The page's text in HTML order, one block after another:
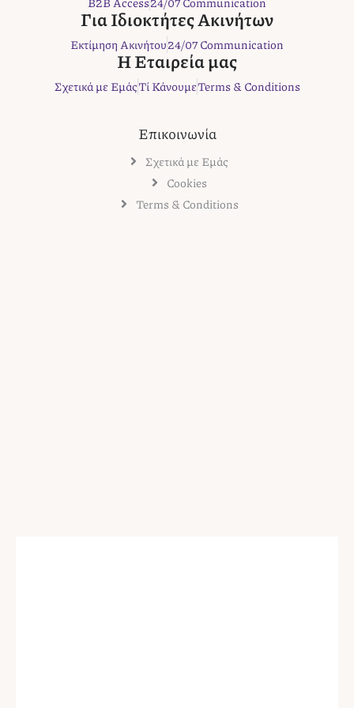
o
k
r r
a
m
e
s
t
Για Ιδιοκτήτες Ακινήτων
Εκτίμηση Ακινήτου24/07 Communication
Η Εταιρεία μας
Σχετικά με ΕμάςΤί ΚάνουμεTerms & Conditions
Επικοινωνία
Σχετικά με Εμάς
Cookies
Terms & Conditions